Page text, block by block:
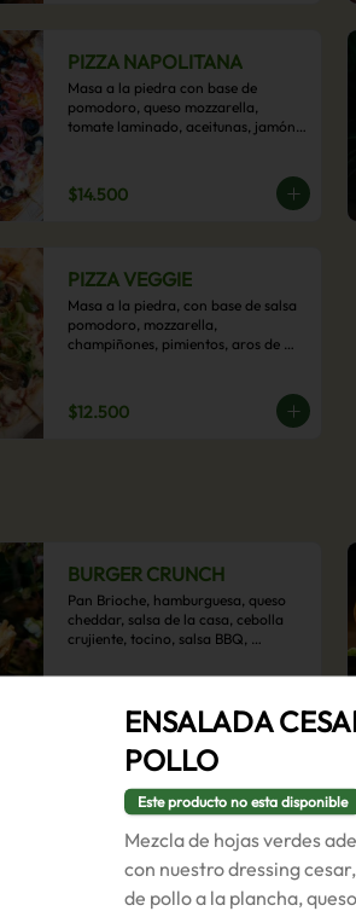
PIZZA NAPOLITANA
Masa a la piedra con base de
pomodoro, queso mozzarella,
tomate laminado, aceitunas, jamón
$14.500
PIZZA VEGGIE
Masa a la piedra, con base de salsa
pomodoro, mozzarella,
champiñones, pimientos, aros de
$12.500
BURGER CRUNCH
Pan Brioche, hamburguesa, queso
cheddar, salsa de la casa, cebolla
crujiente, tocino, salsa BBQ,
BURGER VEGGIE
Pan brioche, hamburguesa de
poroto negro, rúcula, tomate
laminado, lechuga, champiñón ostra
y cebolla morada en aros,
acompañado de papas fritas.
ENSALADA
POLLO
Este producto no esta disponible
Mezcla de hojas verdes
con nuestro dressing
de pollo a la plancha, queso